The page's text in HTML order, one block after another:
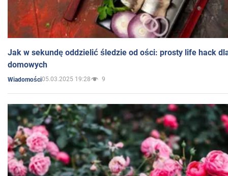
Jak w sekundę oddzielić śledzie od ości: prosty life hack
domowych
Wiadomości05.03.2025 19:28 9